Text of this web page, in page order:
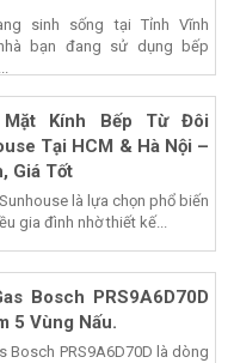
sinh sống tại Tỉnh Vĩnh
bạn đang sử dụng bếp
Mặt Kính Bếp Từ Đôi
Tại HCM & Hà Nội –
Giá Tốt
là lựa chọn phổ biến
gia đình nhờ thiết kế...
Bosch PRS9A6D70D
5 Vùng Nấu.
Bosch PRS9A6D70D là dòng